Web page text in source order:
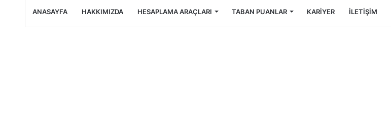
ANASAYFA HAKKIMIZDA HESAPLAMA ARAÇLARI TABAN PUANLAR KARIYER İLETIŞIM